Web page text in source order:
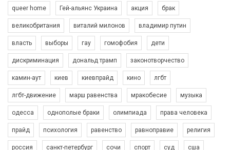
Зупинимо насильство проти ЛГБТ в Україні! Stop violence against LGBT in Ukraine!
6/30/2017
Емоційний та вражаючий промо-ролік на конкурс PACT, який
представляє програму "Гей-альянс Україна" з протидії
насильству проти ЛГБТ в Україні.
1.9K Просмотров • 226 Нравится • 5 Комментариев
queer home Гей-альянс Украина акция брак
великобритания виталий милонов владимир путин
власть выборы гау гомофобия дети
дискриминация дональд трамп законотворчество
камин-аут киев киевпрайд кино лгбт
лгбт-движение марш равенства мракобесие музыка
одесса однополые браки олимпиада права человека
прайд психология равенство равноправие религия
россия санкт-петербург сочи спорт суд сша